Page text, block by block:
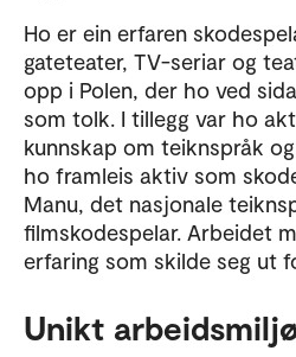
Ho er ein erfaren
gateteater, TV-seriar og
opp i Polen, der ho ved
som tolk. I tillegg var ho
kunnskap om teiknspråk
ho framleis aktiv som
Manu, det nasjonale
filmskodespelar. Arbeidet
erfaring som skilde seg ut
Unikt